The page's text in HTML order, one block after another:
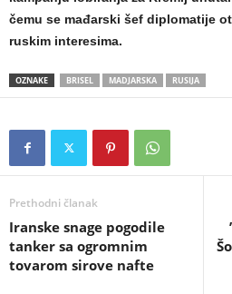
čemu se mađarski šef diplomatije
ruskim interesima.
OZNAKE BRISEL MADJARSKA RUSIJA
Prethodni članak
Iranske snage pogodile
tanker sa ogromnim
tovarom sirove nafte